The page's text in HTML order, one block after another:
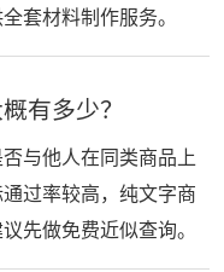
套材料制作服务。
有多少？
与他人在同类商品上
过率较高，纯文字商
先做免费近似查询。